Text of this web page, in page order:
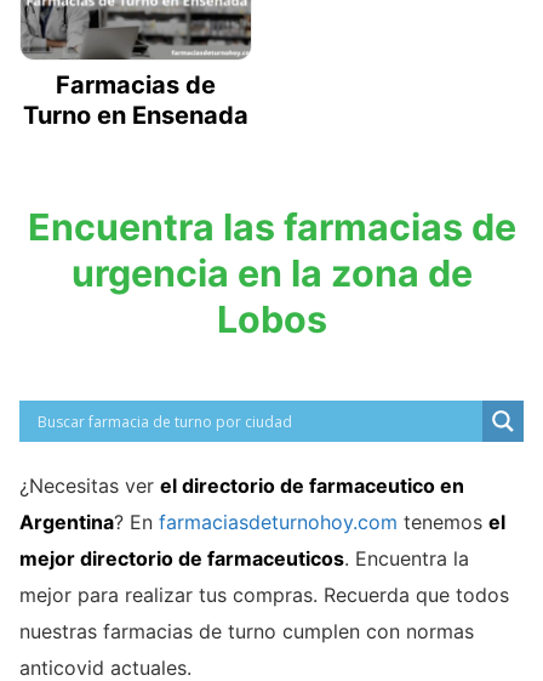
Farmacias de
Turno en Ensenada
Encuentra las farmacias de
urgencia en la zona de
Lobos
¿Necesitas ver el directorio de farmaceutico en
Argentina? En farmaciasdeturnohoy.com tenemos el
mejor directorio de farmaceuticos. Encuentra la
mejor para realizar tus compras. Recuerda que todos
nuestras farmacias de turno cumplen con normas
anticovid actuales.